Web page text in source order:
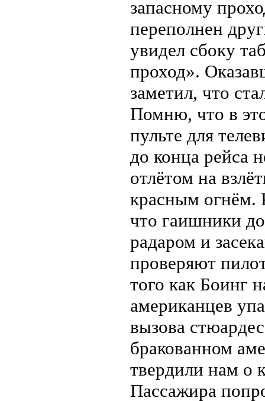
запасному
переполнен
увидел сбоку
проход».
заметил, что
Помню, что в
пульте для
до конца рейса
отлётом на
красным огнём.
что гаишники
радаром и
проверяют
того как Боинг
американцев
вызова
бракованном
твердили нам о
Пассажира